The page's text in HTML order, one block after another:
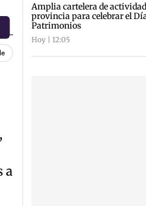
a
Amplia cartelera de
provincia para celebrar el
Patrimonios
Hoy | 12:05